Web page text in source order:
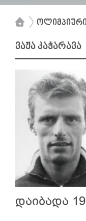
ვაჟა კაჭარავა
დაიბადა